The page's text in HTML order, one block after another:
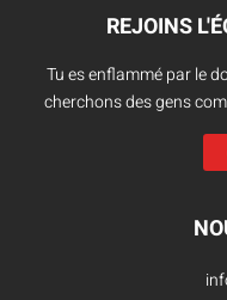
REJOINS
Tu es enflammé par le
cherchons des gens